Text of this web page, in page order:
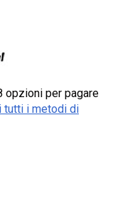
opzioni per pagare
tutti i metodi di